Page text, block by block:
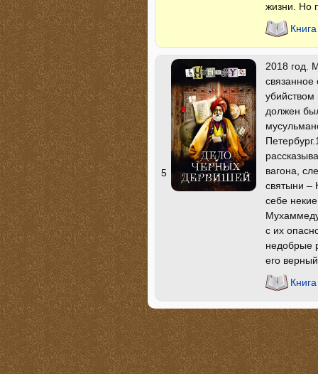
жизни. Но
5
2018 год.
убийством
должен
вагона,
святыни –
себе
с их
недобрые
его